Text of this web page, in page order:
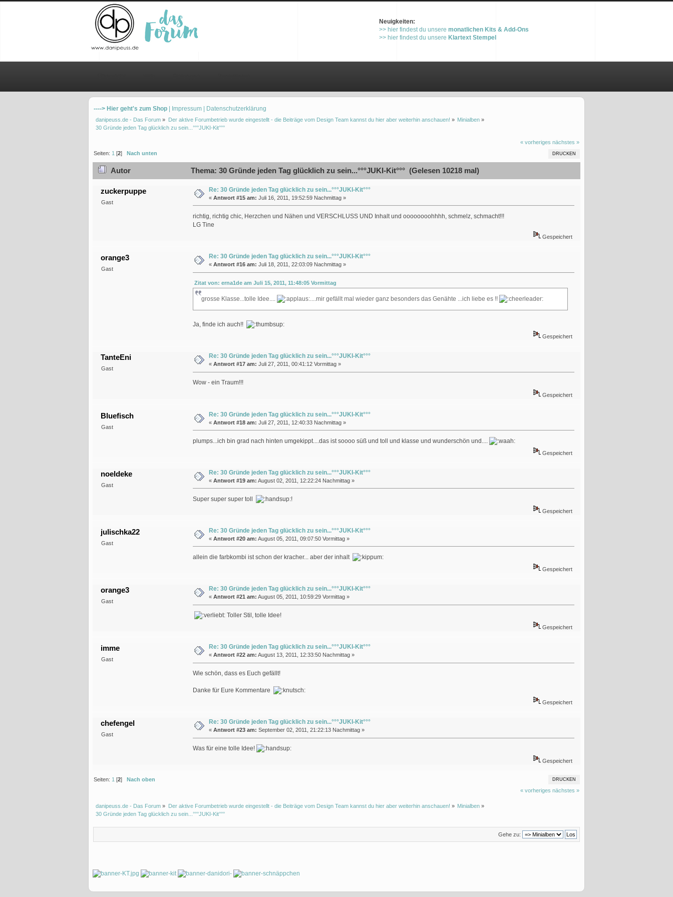
Neuigkeiten:
>> hier findest du unsere monatlichen Kits & Add-Ons
>> hier findest du unsere Klartext Stempel
----> Hier geht's zum Shop | Impressum | Datenschutzerklärung
danipeuss.de - Das Forum » Der aktive Forumbetrieb wurde eingestellt - die Beiträge vom Design Team kannst du hier aber weiterhin anschauen! » Minialben»
30 Gründe jeden Tag glücklich zu sein...°°°JUKI-Kit°°°
« vorheriges nächstes »
DRUCKEN
Seiten: 1 [2] Nach unten
Autor Thema: 30 Gründe jeden Tag glücklich zu sein...°°°JUKI-Kit°°° (Gelesen 10218 mal)
zuckerpuppe
Gast
Re: 30 Gründe jeden Tag glücklich zu sein...°°°JUKI-Kit°°°
« Antwort #15 am: Juli 16, 2011, 19:52:59 Nachmittag »
richtig, richtig chic, Herzchen und Nähen und VERSCHLUSS UND Inhalt und oooooooohhhh, schmelz, schmacht!!!
LG Tine
Gespeichert
orange3
Gast
Re: 30 Gründe jeden Tag glücklich zu sein...°°°JUKI-Kit°°°
« Antwort #16 am: Juli 18, 2011, 22:03:09 Nachmittag »
Zitat von: erna1de am Juli 15, 2011, 11:48:05 Vormittag
grosse Klasse...tolle Idee.... ....mir gefällt mal wieder ganz besonders das Genähte ...ich liebe es !!
Ja, finde ich auch!!
Gespeichert
TanteEni
Gast
Re: 30 Gründe jeden Tag glücklich zu sein...°°°JUKI-Kit°°°
« Antwort #17 am: Juli 27, 2011, 00:41:12 Vormittag »
Wow - ein Traum!!!
Gespeichert
Bluefisch
Gast
Re: 30 Gründe jeden Tag glücklich zu sein...°°°JUKI-Kit°°°
« Antwort #18 am: Juli 27, 2011, 12:40:33 Nachmittag »
plumps...ich bin grad nach hinten umgekippt....das ist soooo süß und toll und klasse und wunderschön und....
Gespeichert
noeldeke
Gast
Re: 30 Gründe jeden Tag glücklich zu sein...°°°JUKI-Kit°°°
« Antwort #19 am: August 02, 2011, 12:22:24 Nachmittag »
Super super super toll !
Gespeichert
julischka22
Gast
Re: 30 Gründe jeden Tag glücklich zu sein...°°°JUKI-Kit°°°
« Antwort #20 am: August 05, 2011, 09:07:50 Vormittag »
allein die farbkombi ist schon der kracher... aber der inhalt
Gespeichert
orange3
Gast
Re: 30 Gründe jeden Tag glücklich zu sein...°°°JUKI-Kit°°°
« Antwort #21 am: August 05, 2011, 10:59:29 Vormittag »
Toller Stil, tolle Idee!
Gespeichert
imme
Gast
Re: 30 Gründe jeden Tag glücklich zu sein...°°°JUKI-Kit°°°
« Antwort #22 am: August 13, 2011, 12:33:50 Nachmittag »
Wie schön, dass es Euch gefällt!
Danke für Eure Kommentare
Gespeichert
chefengel
Gast
Re: 30 Gründe jeden Tag glücklich zu sein...°°°JUKI-Kit°°°
« Antwort #23 am: September 02, 2011, 21:22:13 Nachmittag »
Was für eine tolle Idee!
Gespeichert
DRUCKEN
Seiten: 1 [2]Nach oben
« vorheriges nächstes »
danipeuss.de - Das Forum » Der aktive Forumbetrieb wurde eingestellt - die Beiträge vom Design Team kannst du hier aber weiterhin anschauen! » Minialben»
30 Gründe jeden Tag glücklich zu sein...°°°JUKI-Kit°°°
Gehe zu: